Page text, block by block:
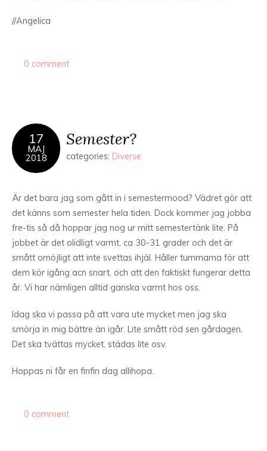
//Angelica
0 comment
17
MAJ
2018
Semester?
categories: Diverse
Är det bara jag som gått in i semestermood? Vädret gör att
det känns som semester hela tiden. Dock kommer jag jobba
fre-tis så då hoppar jag nog ur mitt semestertänk lite. På
jobbet är det olidligt varmt, ca 30-31 grader och det är
smått omöjligt att inte svettas ihjäl. Håller tummarna för att
dem kör igång acn snart, och att den faktiskt fungerar detta
år. Vi har nämligen alltid ganska varmt hos oss.
Idag ska vi passa på att vara ute mycket men jag ska
smörja in mig bättre än igår. Lite smått röd sen gårdagen.
Det ska tvättas mycket, städas lite osv.
Hoppas ni får en finfin dag allihopa.
0 comment